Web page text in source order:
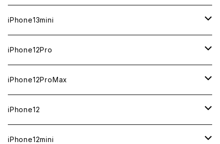
中古（整備済み）
中古（整備済み）
中古（整備済み）
新品
中古（整備済み）
中古（整備済み）
新品
中古（整備済み）
256GB
新品
中古（整備済み）
128GB
新品
中古（整備済み）
新品
中古（整備済み）
512GB
新品
中古（整備済み）
256GB
新品
中古（整備済み）
128GB
新品
中古（整備済み）
512GB
新品
中古（整備済み）
256GB
新品
中古（整備済み）
128GB
新品
中古（整備済み）
iPhone13mini
512GB
新品
中古（整備済み）
256GB
新品
中古（整備済み）
128GB
新品
iPhone12Pro
128GB
新品
中古（整備済み）
256GB
新品
512GB
iPhone12ProMax
512GB
新品
256GB
iPhone12
256GB
iPhone12mini